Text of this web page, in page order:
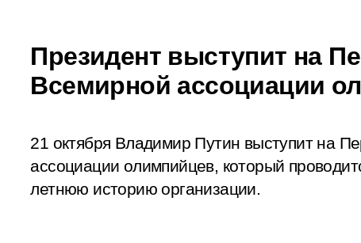
Президент выступит на
Всемирной ассоциации
21 октября Владимир Путин выступит на
ассоциации олимпийцев, который
летнюю историю организации.